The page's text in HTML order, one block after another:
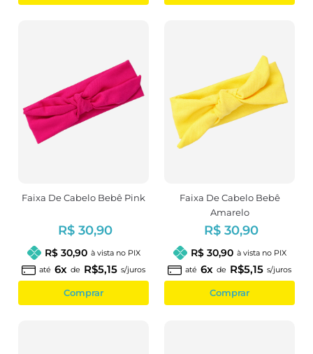
Faixa De Cabelo Bebê Pink
R$ 30,90
R$ 30,90 à vista no PIX
até 6x de R$5,15 s/juros
Comprar
Faixa De Cabelo Bebê
Amarelo
R$ 30,90
R$ 30,90 à vista no PIX
até 6x de R$5,15 s/juros
Comprar